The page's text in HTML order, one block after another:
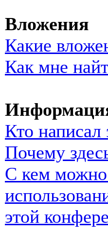
Вложения
Какие
Как мне
Кто
Почему
С кем можно
этой